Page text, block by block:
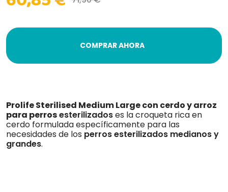
COMPRAR AHORA
Prolife Sterilised Medium Large con cerdo y arroz
para perrosesterilizadoses la croqueta rica en
cerdo formulada específicamente para las
necesidades de los perros esterilizados medianos y
grandes.